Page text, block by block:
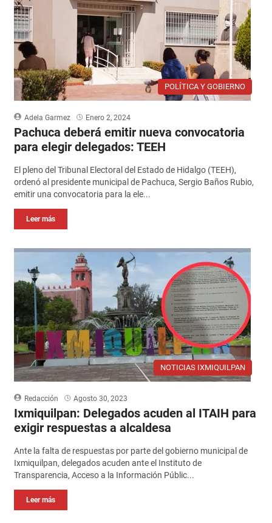
POLÍTICA Y GOBIERNO
Adela Garmez Enero 2, 2024
Pachuca deberá emitir nueva convocatoria
para elegir delegados: TEEH
El pleno del Tribunal Electoral del Estado de Hidalgo (TEEH),
ordenó al presidente municipal de Pachuca, Sergio Baños Rubio,
emitir una convocatoria para la ele...
Leer más
NOTICIAS IXMIQUILPAN
Redacción Agosto 30, 2023
Ixmiquilpan: Delegados acuden al ITAIH para
exigir respuestas a alcaldesa
Ante la falta de respuestas por parte del gobierno municipal de
Ixmiquilpan, delegados acuden ante el Instituto de
Transparencia, Acceso a la Información Públic...
Leer más